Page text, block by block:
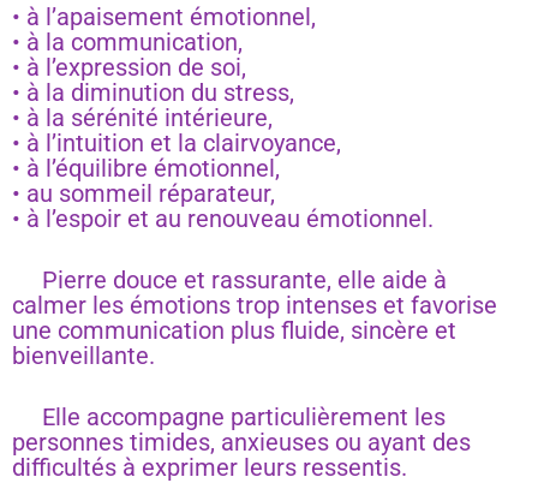
• à l’apaisement émotionnel,
• à la communication,
• à l’expression de soi,
• à la diminution du stress,
• à la sérénité intérieure,
• à l’intuition et la clairvoyance,
• à l’équilibre émotionnel,
• au sommeil réparateur,
• à l’espoir et au renouveau émotionnel.
Pierre douce et rassurante, elle aide à
calmer les émotions trop intenses et favorise
une communication plus fluide, sincère et
bienveillante.
Elle accompagne particulièrement les
personnes timides, anxieuses ou ayant des
difficultés à exprimer leurs ressentis.